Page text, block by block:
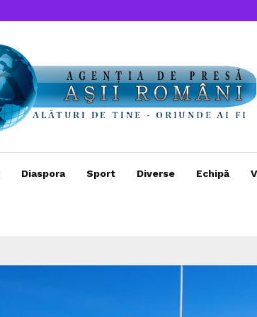
Diaspora Sport Diverse Echipă